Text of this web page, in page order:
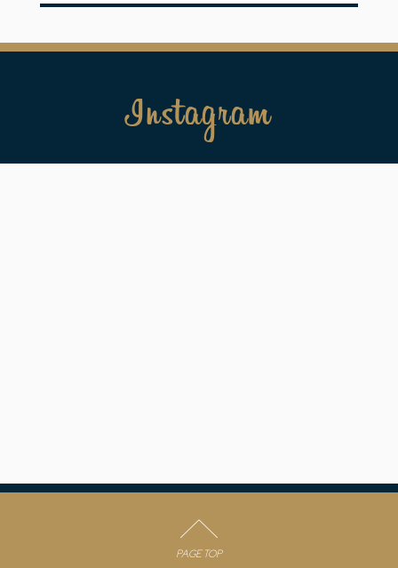
Instagram
PAGE TOP